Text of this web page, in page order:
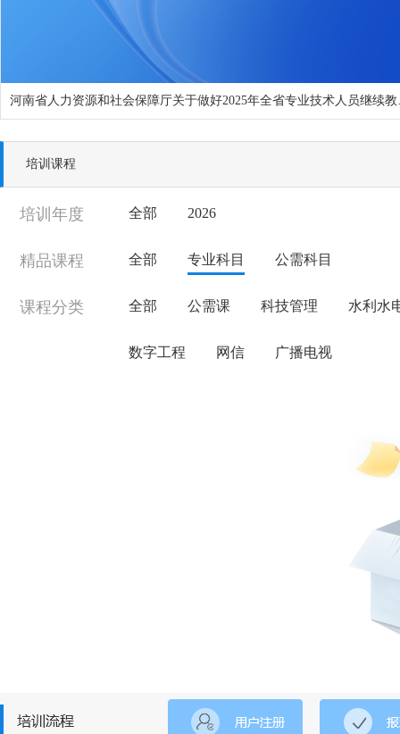
河南省人
培训课程
培训年度 全部 2026
精品课程 全部 专业科目 公需科目
课程分类 全部 公需课 科技管理 水利水
数字工程 网信 广播电视